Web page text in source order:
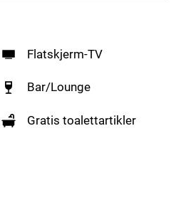
Flatskjerm-TV
Bar/Lounge
Gratis toalettartikler